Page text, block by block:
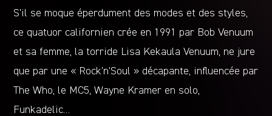
S’il se moque éperdument des modes et des styles,
ce quatuor californien crée en 1991 par Bob Venuum
et sa femme, la torride Lisa Kekaula Venuum, ne jure
que par une « Rock’n’Soul » décapante, influencée par
The Who, le MC5, Wayne Kramer en solo,
Funkadelic…